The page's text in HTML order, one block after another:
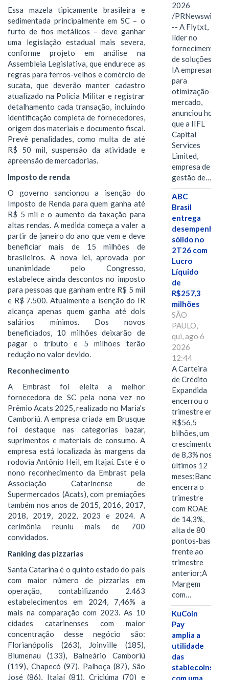
Essa mazela tipicamente brasileira e
sedimentada principalmente em SC – o
furto de fios metálicos – deve ganhar
uma legislação estadual mais severa,
conforme projeto em análise na
Assembleia Legislativa, que endurece as
regras para ferros-velhos e comércio de
sucata, que deverão manter cadastro
atualizado na Polícia Militar e registrar
detalhamento cada transação, incluindo
identificação completa de fornecedores,
origem dos materiais e documento fiscal.
Prevê penalidades, como multa de até
R$ 50 mil, suspensão da atividade e
apreensão de mercadorias.
Imposto de renda
O governo sancionou a isenção do
Imposto de Renda para quem ganha até
R$ 5 mil e o aumento da taxação para
altas rendas. A medida começa a valer a
partir de janeiro do ano que vem e deve
beneficiar mais de 15 milhões de
brasileiros. A nova lei, aprovada por
unanimidade pelo Congresso,
estabelece ainda descontos no imposto
para pessoas que ganham entre R$ 5 mil
e R$ 7.500. Atualmente a isenção do IR
alcança apenas quem ganha até dois
salários mínimos. Dos novos
beneficiados, 10 milhões deixarão de
pagar o tributo e 5 milhões terão
redução no valor devido.
Reconhecimento
A Embrast foi eleita a melhor
fornecedora de SC pela nona vez no
Prêmio Acats 2025, realizado no Maria’s
Camboriú. A empresa criada em Brusque
foi destaque nas categorias bazar,
suprimentos e materiais de consumo. A
empresa está localizada às margens da
rodovia Antônio Heil, em Itajaí. Este é o
nono reconhecimento da Embrast pela
Associação Catarinense de
Supermercados (Acats), com premiações
também nos anos de 2015, 2016, 2017,
2018, 2019, 2022, 2023 e 2024. A
cerimônia reuniu mais de 700
convidados.
Ranking das pizzarias
Santa Catarina é o quinto estado do país
com maior número de pizzarias em
operação, contabilizando 2.463
estabelecimentos em 2024, 7,46% a
mais na comparação com 2023. As 10
cidades catarinenses com maior
concentração desse negócio são:
Florianópolis (263), Joinville (185),
Blumenau (133), Balneário Camboriú
(119), Chapecó (97), Palhoça (87), São
José (86), Itajaí (81), Criciúma (70) e
2026
/PRNewswire/
-- A Flytxt,
líder no
fornecimento
de soluções de
IA empresarial
para
otimização de
mercado,
anunciou hoje
que a IIFL
Capital
Services
Limited,
empresa de
gestão de…
ABC
Brasil
entrega
desempenho
sólido no
2T26 com
Lucro
Líquido
de
R$257,3
milhões
SÃO
PAULO,
qui, ago 6
2026
12:44
A Carteira
de Crédito
Expandida
encerrou o
trimestre em
R$56,5
bilhões, um
crescimento
de 8,3% nos
últimos 12
meses;Banco
encerra o
trimestre
com ROAE
de 14,3%,
alta de 80
pontos-base
frente ao
trimestre
anterior;A
Margem
com…
KuCoin
Pay
amplia a
utilidade
das
stablecoins
com uma